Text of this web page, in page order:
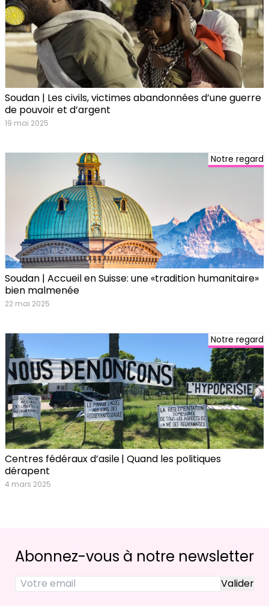
Soudan | Les civils, victimes abandonnées d’une guerre
de pouvoir et d’argent
19 mai 2025
Notre regard
Soudan | Accueil en Suisse: une «tradition humanitaire»
bien malmenée
22 mai 2025
Notre regard
Centres fédéraux d’asile | Quand les politiques
dérapent
4 mars 2025
Abonnez-vous à notre newsletter